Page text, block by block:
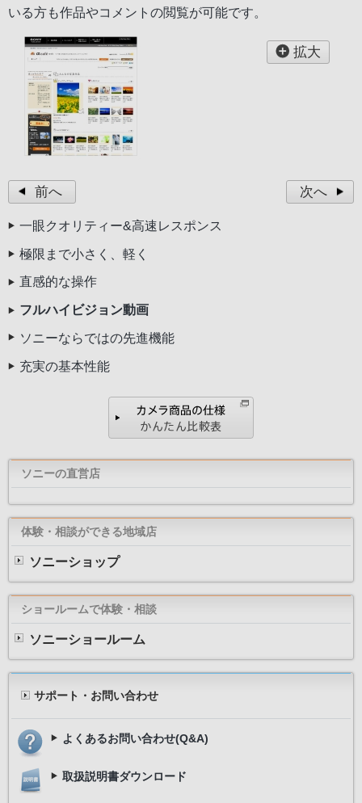
いる方も作品やコメントの閲覧が可能です。
拡大
前へ 次へ
一眼クオリティー&高速レスポンス
極限まで小さく、軽く
直感的な操作
フルハイビジョン動画
ソニーならではの先進機能
充実の基本性能
ソニーの直営店
体験・相談ができる地域店
ソニーショップ
ショールームで体験・相談
ソニーショールーム
サポート・お問い合わせ
よくあるお問い合わせ(Q&A)
取扱説明書ダウンロード